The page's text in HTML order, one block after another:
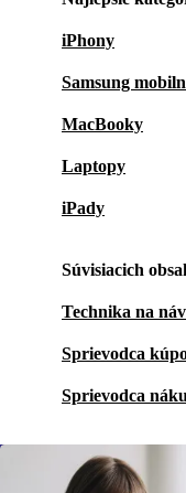
iPhony
Samsung
MacBooky
Laptopy
iPady
Súvisiacich
Technika na
Sprievodca
Sprievodca